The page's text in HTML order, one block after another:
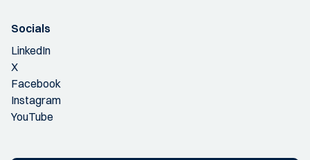
Socials
LinkedIn
X
Facebook
Instagram
YouTube